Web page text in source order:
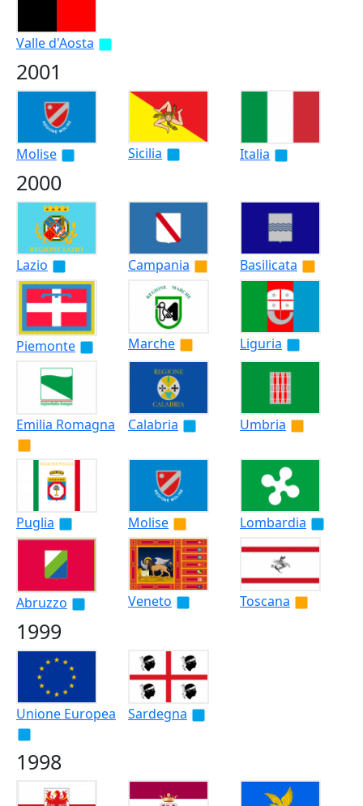
Valle d'Aosta
2001
Molise Sicilia Italia
2000
Lazio Campania Basilicata
Piemonte Marche Liguria
Emilia Romagna Calabria Umbria
Puglia Molise Lombardia
Abruzzo Veneto Toscana
1999
Unione Europea Sardegna
1998